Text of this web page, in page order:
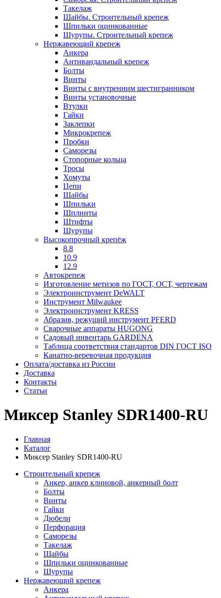
Такелаж
Шайбы. Строительный крепеж
Шпильки оцинкованные
Шурупы. Строительный крепеж
Нержавеющий крепеж
Анкера
Антивандальный крепеж
Болты
Винты
Винты с внутренним шестигранником
Винты установочные
Втулки
Гайки
Заклепки
Микрокрепеж
Пробки
Саморезы
Стопорные кольца
Тросы
Хомуты
Цепи
Шайбы
Шпильки
Шплинты
Штифты
Шурупы
Высокопрочный крепёж
8.8
10.9
12.9
Автокрепеж
Изготовление метизов по ГОСТ, ОСТ, чертежам
Электроинструмент DeWALT
Инструмент Milwaukee
Электроинструмент KRESS
Абразив, режущий инструмент PFERD
Сварочные аппараты HUGONG
Садовый инвентарь GARDENA
Таблица соответствия стандартов DIN ГОСТ ISO
Канатно-веревочная продукция
Оплата/доставка из России
Доставка
Контакты
Статьи
Миксер Stanley SDR1400-RU
Главная
Каталог
Миксер Stanley SDR1400-RU
Строительный крепеж
Анкер, анкер клиновой, анкерный болт
Болты
Винты
Гайки
Дюбели
Перфорация
Саморезы
Такелаж
Шайбы
Шпильки оцинкованные
Шурупы
Нержавеющий крепеж
Анкера